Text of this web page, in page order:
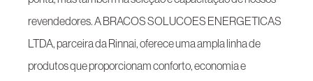
revendedores. A BRACOS SOLUCOES ENERGETICAS
LTDA, parceira da Rinnai, oferece uma ampla linha de
produtos que proporcionam conforto, economia e